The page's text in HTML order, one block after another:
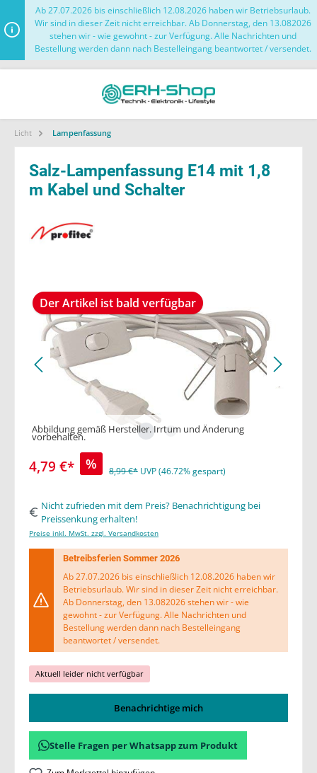
Ab 27.07.2026 bis einschließlich 12.08.2026 haben wir Betriebsurlaub.
Wir sind in dieser Zeit nicht erreichbar. Ab Donnerstag, den 13.082026
stehen wir - wie gewohnt - zur Verfügung. Alle Nachrichten und
Bestellung werden dann nach Bestelleingang beantwortet / versendet.
Licht Lampenfassung
Salz-Lampenfassung E14 mit 1,8
m Kabel und Schalter
Der Artikel ist bald verfügbar
Abbildung gemäß Hersteller. Irrtum und Änderung
vorbehalten.
4,79 €* % 8,99 €* UVP (46.72% gespart)
Nicht zufrieden mit dem Preis? Benachrichtigung bei
Preissenkung erhalten!
Preise inkl. MwSt. zzgl. Versandkosten
Betreibsferien Sommer 2026
Ab 27.07.2026 bis einschließlich 12.08.2026 haben wir
Betriebsurlaub. Wir sind in dieser Zeit nicht erreichbar.
Ab Donnerstag, den 13.082026 stehen wir - wie
gewohnt - zur Verfügung. Alle Nachrichten und
Bestellung werden dann nach Bestelleingang
beantwortet / versendet.
Aktuell leider nicht verfügbar
Benachrichtige mich
Stelle Fragen per Whatsapp zum Produkt